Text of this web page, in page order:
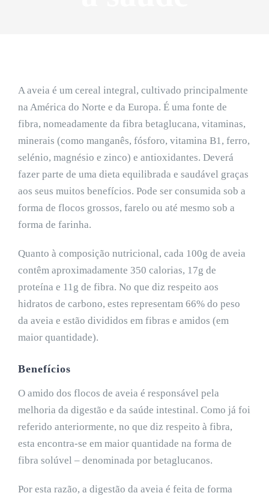
A aveia é um cereal integral, cultivado principalmente
na América do Norte e da Europa. É uma fonte de
fibra, nomeadamente da fibra betaglucana, vitaminas,
minerais (como manganês, fósforo, vitamina B1, ferro,
selénio, magnésio e zinco) e antioxidantes. Deverá
fazer parte de uma dieta equilibrada e saudável graças
aos seus muitos benefícios. Pode ser consumida sob a
forma de flocos grossos, farelo ou até mesmo sob a
forma de farinha.
Quanto à composição nutricional, cada 100g de aveia
contêm aproximadamente 350 calorias, 17g de
proteína e 11g de fibra. No que diz respeito aos
hidratos de carbono, estes representam 66% do peso
da aveia e estão divididos em fibras e amidos (em
maior quantidade).
Benefícios
O amido dos flocos de aveia é responsável pela
melhoria da digestão e da saúde intestinal. Como já foi
referido anteriormente, no que diz respeito à fibra,
esta encontra-se em maior quantidade na forma de
fibra solúvel – denominada por betaglucanos.
Por esta razão, a digestão da aveia é feita de forma